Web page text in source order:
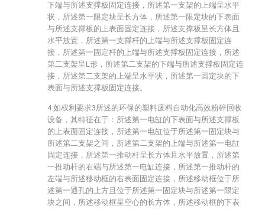
下端与所述支撑板固定连接，所述第一支架的上端呈水平
状，所述第一限定块呈长方体，所述第一限定块的下表面
与所述支撑板的上表面固定连接，所述支撑板呈长方体且
水平放置，所述第一支撑杆的上端与所述支撑板固定连
接，所述第一固定杆的上端与所述支撑板固定连接，所述
第二支架呈L形，所述第二支架的下端与所述支撑板固定连
接，所述第二支架的上端呈水平状，所述第一固定块的下
表面与所述支撑板固定连接。
4.如权利要求3所述的环保的塑料废料自动化高效粉碎回收
设备，其特征在于：所述第一电缸的下表面与所述支撑板
的上表面固定连接，所述第一电缸位于所述第一固定块与
所述第二支架之间，所述第二支架的上端与所述第一电缸
固定连接，所述第一推动杆呈长方体且水平放置，所述第
一推动杆的右端与所述第一电缸连接，所述第一推动杆的
左端与所述移动框的右表面固定连接，所述移动框位于所
述第一通孔的上方且位于所述第一固定块与所述第一限定
块之间，所述移动框呈空心的长方体，所述移动框的下表